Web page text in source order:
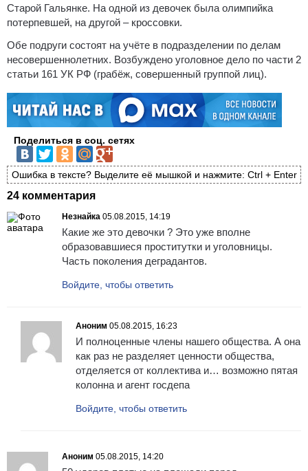
Старой Гальянке. На одной из девочек была олимпийка
потерпевшей, на другой – кроссовки.
Обе подруги состоят на учёте в подразделении по делам
несовершеннолетних. Возбуждено уголовное дело по части 2
статьи 161 УК РФ (грабёж, совершенный группой лиц).
Поделиться в соц. сетях
Ошибка в тексте? Выделите её мышкой и нажмите: Ctrl + Enter
24 комментария
Незнайка 05.08.2015, 14:19
Какие же это девочки ? Это уже вполне
образовавшиеся проститутки и уголовницы.
Часть поколения деградантов.
Войдите, чтобы ответить
Аноним 05.08.2015, 16:23
И полноценные члены нашего общества. А она
как раз не разделяет ценности общества,
отделяется от коллектива и… возможно пятая
колонна и агент госдепа
Войдите, чтобы ответить
Аноним 05.08.2015, 14:20